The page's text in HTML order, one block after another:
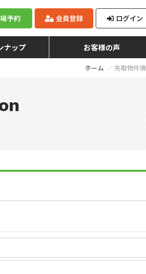
予約 会員登録 ログイン
ナップ お客様の声
ホーム 先取物件